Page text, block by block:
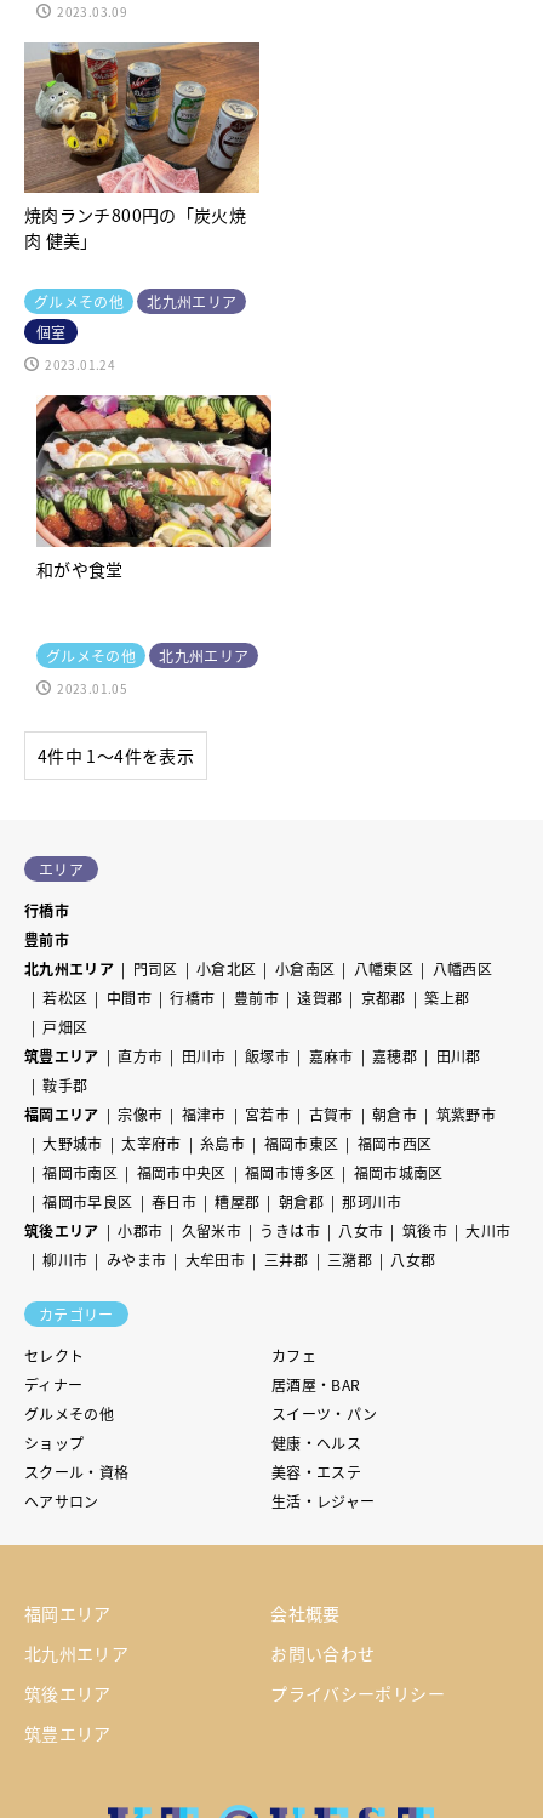
2023.03.09
焼肉ランチ800円の「炭火焼
肉 健美」
グルメその他
北九州エリア
個室
2023.01.24
和がや食堂
グルメその他 北九州エリア
2023.01.05
4件中 1〜4件を表示
エリア
行橋市
豊前市
北九州エリア
門司区 小倉北区 小倉南区 八幡東区
八幡西区
若松区
中間市 行橋市 豊前市 遠賀郡 京都郡
築上郡
戸畑区
筑豊エリア
直方市 田川市 飯塚市 嘉麻市 嘉穂郡
田川郡
鞍手郡
福岡エリア
宗像市 福津市 宮若市 古賀市 朝倉市
筑紫野市
大野城市
太宰府市 糸島市 福岡市東区
福岡市西区
福岡市南区
福岡市中央区 福岡市博多区
福岡市城南区
福岡市早良区
春日市 糟屋郡 朝倉郡
那珂川市
筑後エリア
小郡市 久留米市 うきは市 八女市 筑後市
大川市
柳川市
みやま市 大牟田市 三井郡 三潴郡 八女郡
カテゴリー
セレクト
カフェ
ディナー
居酒屋・BAR
グルメその他
スイーツ・パン
ショップ
健康・ヘルス
スクール・資格
美容・エステ
ヘアサロン
生活・レジャー
福岡エリア
北九州エリア
筑後エリア
筑豊エリア
会社概要
お問い合わせ
プライバシーポリシー